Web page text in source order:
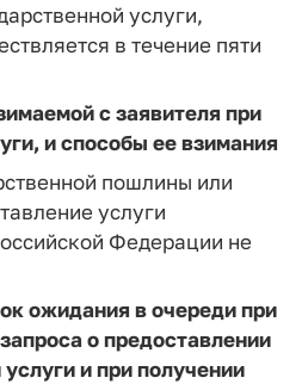
услуги,
в течение пяти
с заявителя при
и способы ее взимания
пошлины или
услуги
Федерации не
ожидания в очереди при
о предоставлении
и при получении